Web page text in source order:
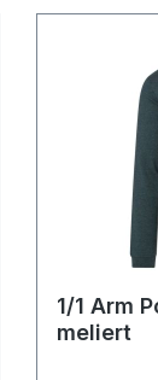
1/1 Arm
meliert